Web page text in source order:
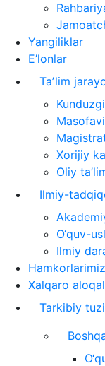
Yangiliklar
E’lonlar
Taʼlim
Kunduzgi
Xorijiy
Oliy
Ilmiy-
O‘quv-
Ilmiy
Hamkorlarimiz
Xalqaro
Tarkibiy